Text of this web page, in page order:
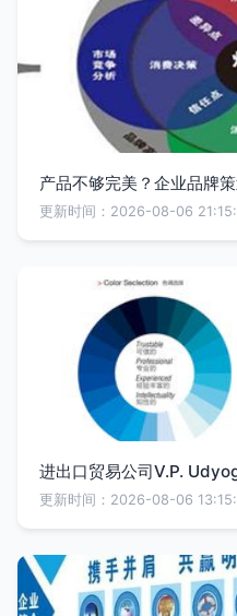
产品不够完美？企业品牌
更新时间：2026-08-06
进出口贸易公司V.P.
更新时间：2026-08-06